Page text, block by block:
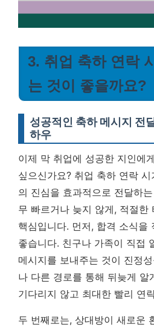
3. 취업 축하 연락
는 것이 좋을까요?
성공적인 축하 메시지 전
하우
이제 막 취업에 성공한 지인에
싶으신가요? 취업 축하 연락 시
의 진심을 효과적으로 전달하
무 빠르거나 늦지 않게, 적절한
핵심입니다. 먼저, 합격 소식을
좋습니다. 친구나 가족이 직접
메시지를 보내주는 것이 진정
나 다른 경로를 통해 뒤늦게 알
기다리지 않고 최대한 빨리 연
두 번째로는, 상대방이 새로운